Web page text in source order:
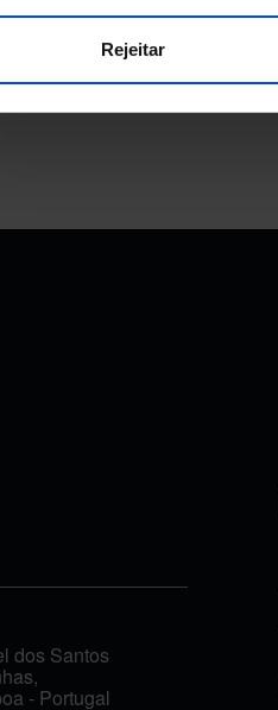
Rejeitar
dos Santos
- Portugal